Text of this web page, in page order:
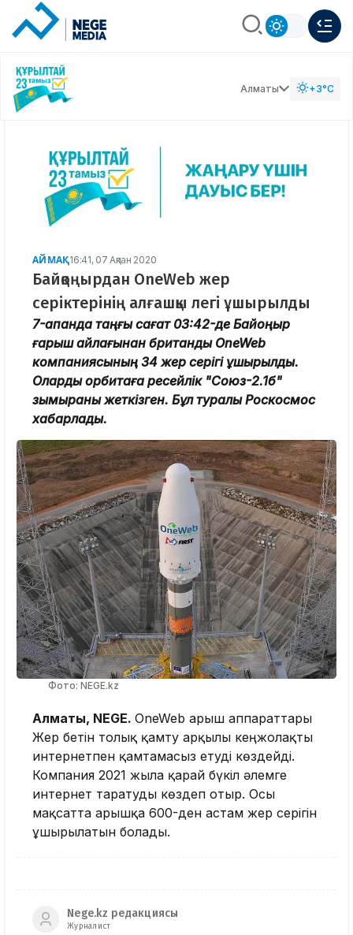
Алматы +3°C
АЙМАҚ16:41, 07 Ақпан 2020
Байқоңырдан OneWeb жер
серіктерінің алғашқы легі ұшырылды
7-ақпанда таңғы сағат 03:42-де Байқоңыр
ғарыш айлағынан британдық OneWeb
компаниясының 34 жер серігі ұшырылды.
Оларды орбитаға ресейлік "Союз-2.1б"
зымыраны жеткізген. Бұл туралы Роскосмос
хабарлады.
Фото: NEGE.kz
Алматы, NEGE. OneWeb ғарыш аппараттары
Жер бетін толық қамту арқылы кеңжолақты
интернетпен қамтамасыз етуді көздейді.
Компания 2021 жылға қарай бүкіл әлемге
интернет таратуды көздеп отыр. Осы
мақсатта ғарышқа 600-ден астам жер серігін
ұшырылатын болады.
Nege.kz редакциясы
Журналист